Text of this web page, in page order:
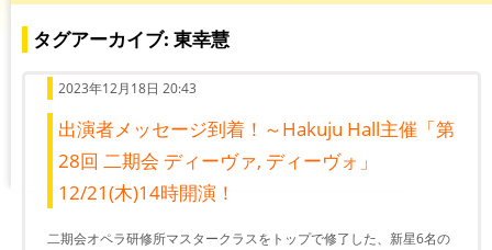
を
タグアーカイブ: 東幸慧
2023年12月18日 20:43
出演者メッセージ到着！～Hakuju Hall主催「第
28回 二期会 ディーヴァ, ディーヴォ」
12/21(木)14時開演！
二期会オペラ研修所マスタークラスをトップで修了した、新星6名の